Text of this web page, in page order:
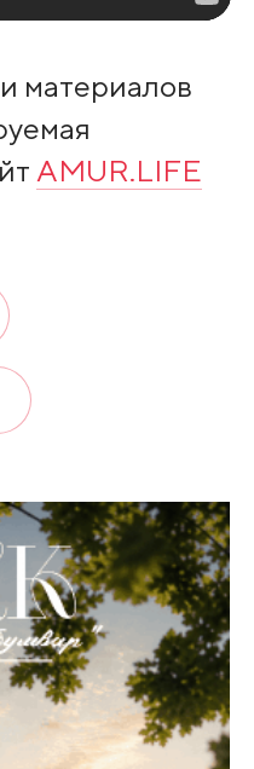
материалов
AMUR.LIFE